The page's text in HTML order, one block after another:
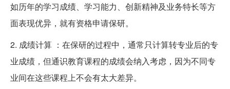
如历年的学习成绩、学习能力、创新精神及业务特长等方
面表现优异，就有资格申请保研。
2. 成绩计算 ：在保研的过程中，通常只计算转专业后的专
业成绩，但通识教育课程的成绩会纳入考虑，因为不同专
业间在这些课程上不会有太大差异。